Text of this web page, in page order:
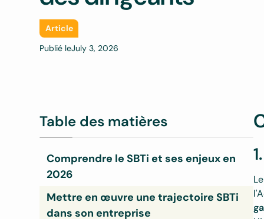
Article
Publié leJuly 3, 2026
Table des matières
Comprendre le SBTi et ses enjeux en
2026
1. Qu'est-ce que le SBTi, concrètement ?
2. Pourquoi le SBTi est-il devenu
incontournable ?
3. Le SBTi a-t-il traversé une crise de
confiance ?
4. Que change la nouvelle version du
standard SBTi ?
Mettre en œuvre une trajectoire SBTi
dans son entreprise